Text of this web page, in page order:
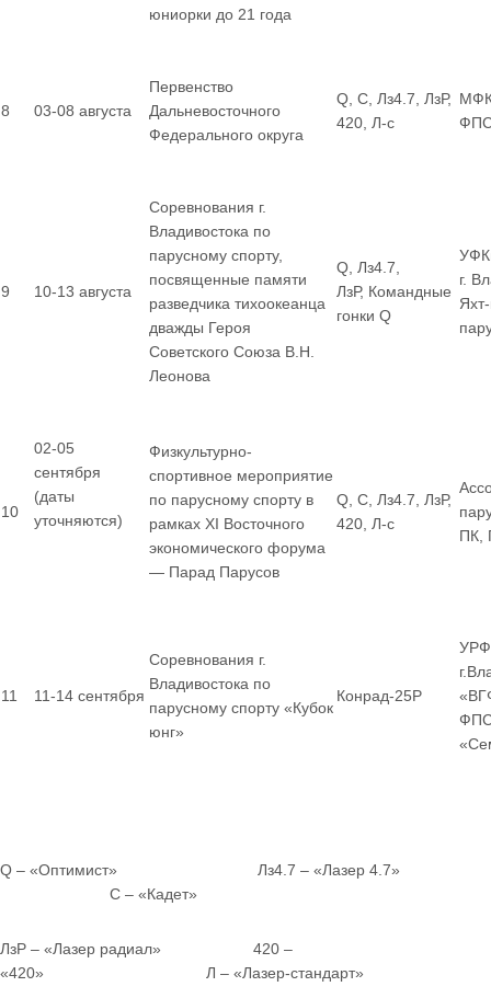
юниорки до 21 года
8 03-08 августа
Первенство
Дальневосточного
Федерального округа
Q, С, Лз4.7, ЛзР,
420, Л-с
9 10-13 августа
Соревнования г.
Владивостока по
парусному спорту,
посвященные памяти
разведчика тихоокеанца
дважды Героя
Советского Союза В.Н.
Леонова
Q, Лз4.7,
ЛзР, Командные
гонки Q
г.
10
02-05
сентября
(даты
уточняются)
Физкультурно-
спортивное мероприятие
по парусному спорту в
рамках XI Восточного
экономического форума
— Парад Парусов
Q, С, Лз4.7, ЛзР,
420, Л-с
ПК,
11 11-14 сентября
Соревнования г.
Владивостока по
парусному спорту «Кубок
юнг»
Конрад-25Р
Q – «Оптимист» Лз4.7 – «Лазер 4.7»
С – «Кадет»
ЛзР – «Лазер радиал» 420 –
«420» Л – «Лазер-стандарт»